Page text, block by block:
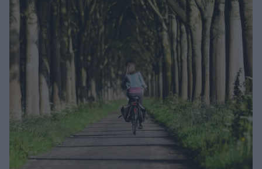
Beauty News
Well being
Ψυχολογία
Υγεία + Διατροφή
Σχέσεις & Σεξ
Fitness
Woman Power